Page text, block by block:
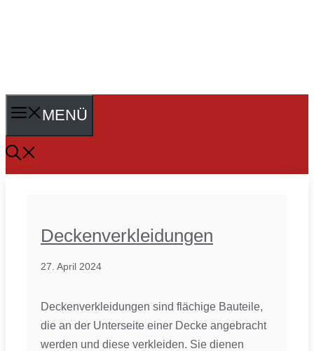
MENÜ
Deckenverkleidungen
27. April 2024
Deckenverkleidungen sind flächige Bauteile,
die an der Unterseite einer Decke angebracht
werden und diese verkleiden. Sie dienen